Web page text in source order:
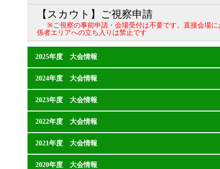
【スカウト】ご視察申請
※ご視察の事前申請・会場受付は不要です。直接会場
係者エリアへの立ち入りは禁止です
2025年度 大会情報
2024年度 大会情報
2023年度 大会情報
2022年度 大会情報
2021年度 大会情報
2020年度 大会情報